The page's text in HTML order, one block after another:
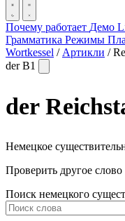
Почему работает Демо
Грамматика Режимы
Wortkessel / Артикли /
derB1
der
Немецкое
Проверить другое слово
Поиск немецкого